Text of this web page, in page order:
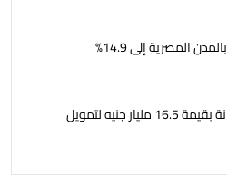
المصرية إلى 14.9%
البنك المركزى يطرح سندات خزانة بقيمة 16.5 مليار جنيه لتمويل